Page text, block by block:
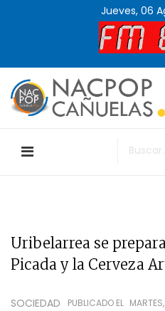
Jueves, 06
Uribelarrea se
Picada y la Cerveza
SOCIEDAD PUBLICADO EL